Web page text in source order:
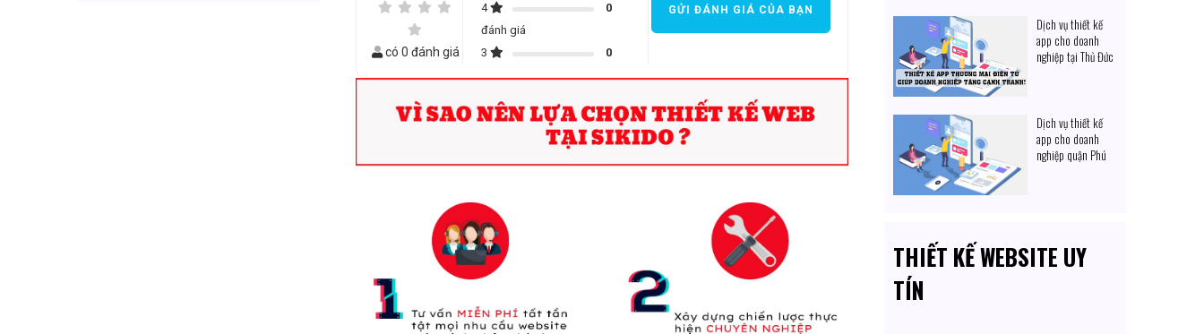
có 0 đánh giá
4
0
đánh giá
3
0
đánh giá
đánh giá
0
đánh giá
GỬI ĐÁNH GIÁ CỦA BẠN
Dịch vụ thiết kế
app cho doanh
nghiệp tại Thủ Đức
Dịch vụ thiết kế
app cho doanh
nghiệp quận Phú
THIẾT KẾ WEBSITE UY
TÍN